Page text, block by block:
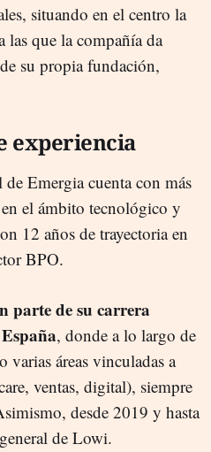
situando en el centro la
las que la compañía da
su propia fundación,
experiencia
Emergia cuenta con más
el ámbito tecnológico y
12 años de trayectoria en
BPO.
parte de su carrera
, donde a lo largo de
varias áreas vinculadas a
ventas, digital), siempre
desde 2019 y hasta
de Lowi.